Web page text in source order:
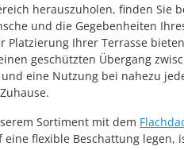
herauszuholen, finden Sie
und die Gegebenheiten
Platzierung Ihrer Terrasse
geschützten Übergang
eine Nutzung bei nahezu
Sortiment mit dem
flexible Beschattung legen,